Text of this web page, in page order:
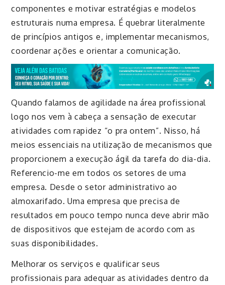
componentes e motivar estratégias e modelos
estruturais numa empresa. É quebrar literalmente
de princípios antigos e, implementar mecanismos,
coordenar ações e orientar a comunicação.
Quando falamos de agilidade na área profissional
logo nos vem à cabeça a sensação de executar
atividades com rapidez “o pra ontem”. Nisso, há
meios essenciais na utilização de mecanismos que
proporcionem a execução ágil da tarefa do dia-dia.
Referencio-me em todos os setores de uma
empresa. Desde o setor administrativo ao
almoxarifado. Uma empresa que precisa de
resultados em pouco tempo nunca deve abrir mão
de dispositivos que estejam de acordo com as
suas disponibilidades.
Melhorar os serviços e qualificar seus
profissionais para adequar as atividades dentro da